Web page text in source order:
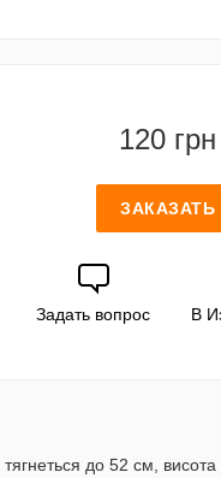
120 грн
ЗАКАЗАТЬ
Задать вопрос В
до 52 см,